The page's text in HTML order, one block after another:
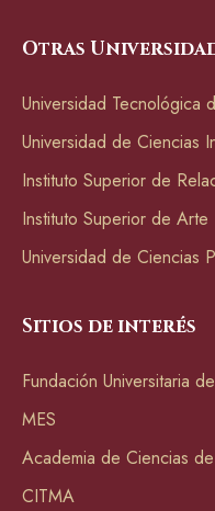
Otras
Universidad Tecnológica
Universidad de Ciencias
Instituto Superior de
Instituto Superior de Arte
Universidad de Ciencias
Sitios de interés
Fundación Universitaria
MES
Academia de Ciencias
CITMA